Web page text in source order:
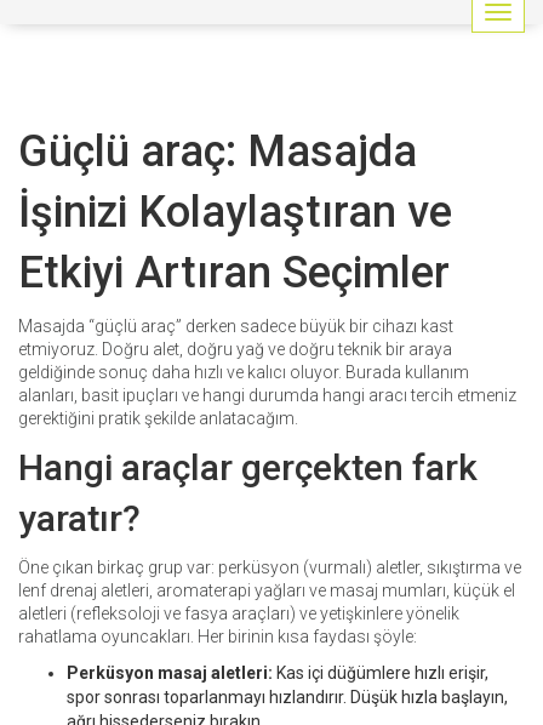
G
e
t
Güçlü araç: Masajda
İşinizi Kolaylaştıran ve
Etkiyi Artıran Seçimler
Masajda “güçlü araç” derken sadece büyük bir cihazı kast
etmiyoruz. Doğru alet, doğru yağ ve doğru teknik bir araya
geldiğinde sonuç daha hızlı ve kalıcı oluyor. Burada kullanım
alanları, basit ipuçları ve hangi durumda hangi aracı tercih etmeniz
gerektiğini pratik şekilde anlatacağım.
Hangi araçlar gerçekten fark
yaratır?
Öne çıkan birkaç grup var: perküsyon (vurmalı) aletler, sıkıştırma ve
lenf drenaj aletleri, aromaterapi yağları ve masaj mumları, küçük el
aletleri (refleksoloji ve fasya araçları) ve yetişkinlere yönelik
rahatlama oyuncakları. Her birinin kısa faydası şöyle:
Perküsyon masaj aletleri: Kas içi düğümlere hızlı erişir,
spor sonrası toparlanmayı hızlandırır. Düşük hızla başlayın,